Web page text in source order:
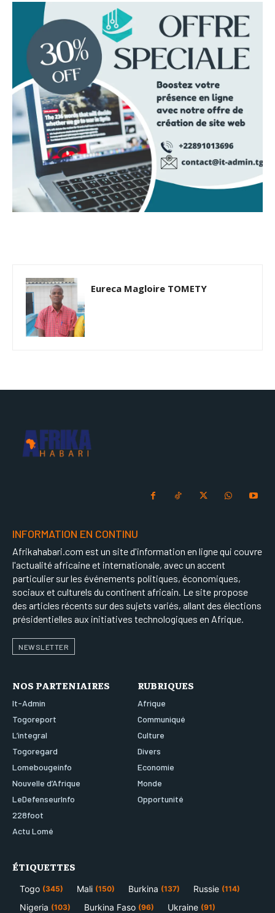
Eureca Magloire TOMETY
INFORMATION EN CONTINU
Afrikahabari.com est un site d'information en ligne qui couvre
l'actualité africaine et internationale, avec un accent
particulier sur les événements politiques, économiques,
sociaux et culturels du continent africain. Le site propose
des articles récents sur des sujets variés, allant des élections
présidentielles aux initiatives technologiques en Afrique.
NEWSLETTER
NOS PARTENIAIRES
It-Admin
Togoreport
L’integral
Togoregard
Lomebougeinfo
Nouvelle d’Afrique
LeDefenseurInfo
228foot
Actu Lomé
RUBRIQUES
Afrique
Communiqué
Culture
Divers
Economie
Monde
Opportunité
ÉTIQUETTES
Togo (345) Mali (150) Burkina (137) Russie (114)
Nigeria (103) Burkina Faso (96) Ukraine (91)